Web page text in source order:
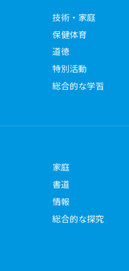
技術・家庭
保健体育
道徳
特別活動
総合的な学習
家庭
書道
情報
総合的な探究